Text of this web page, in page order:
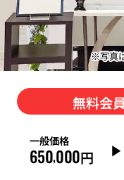
※写真は
無料会
一般価格
650,000円